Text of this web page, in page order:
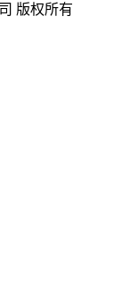
版权所有